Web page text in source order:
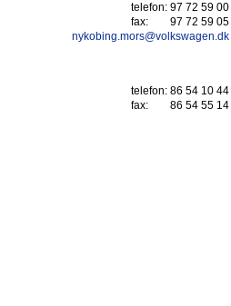
telefon: 97 72 59 00
fax:
97 72 59 05
nykobing.mors@volkswagen.dk
telefon: 86 54 10 44
fax:
86 54 55 14